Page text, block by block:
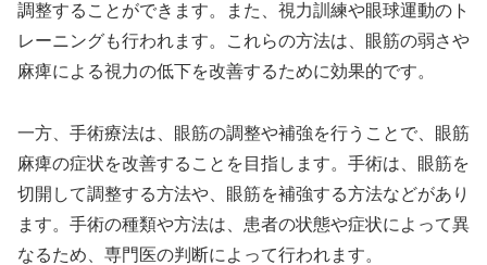
調整することができます。また、視力訓練や眼球運動のト
レーニングも行われます。これらの方法は、眼筋の弱さや
麻痺による視力の低下を改善するために効果的です。
一方、手術療法は、眼筋の調整や補強を行うことで、眼筋
麻痺の症状を改善することを目指します。手術は、眼筋を
切開して調整する方法や、眼筋を補強する方法などがあり
ます。手術の種類や方法は、患者の状態や症状によって異
なるため、専門医の判断によって行われます。